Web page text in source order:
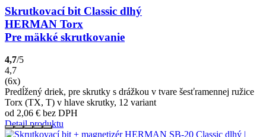
Skrutkovací bit Classic dlhý
HERMAN Torx
Pre mäkké skrutkovanie
4,7/5
4,7
(6x)
Predĺžený driek, pre skrutky s drážkou v tvare šesťramennej ružice
Torx (TX, T) v hlave skrutky, 12 variant
od 2,06 € bez DPH
Detail produktu